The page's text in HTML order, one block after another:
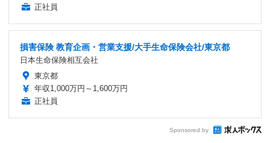
正社員
損害保険 教育企画・営業支援/大手生命保険会社/東京都
日本生命保険相互会社
東京都
年収1,000万円～1,600万円
正社員
Sponsored by